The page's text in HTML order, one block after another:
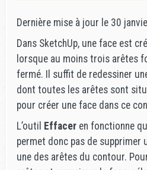
Dernière mise à jour le 30
Dans SketchUp, une face est
lorsque au moins trois arêtes
fermé. Il suffit de redessiner
dont toutes les arêtes sont
pour créer une face dans ce
L’outil Effacer en fonctionne
permet donc pas de supprimer
une des arêtes du contour.